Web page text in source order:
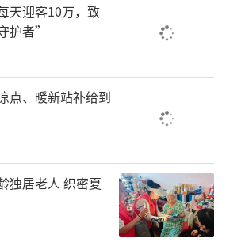
超”常规赛苏州对常州的比
球童和球员们一起入场）
益计划旨在带动公益商家
为欠发达地区的乡村儿童铺
至2025年9月底，美团乡村儿
4080座，覆盖了全国31个
天迎客10万，致
护者”
点、暖新站补给到
独居老人 织密夏